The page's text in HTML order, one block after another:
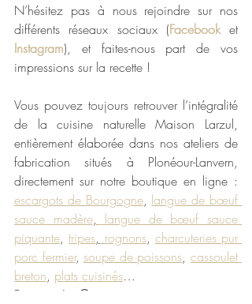
N’hésitez pas à nous rejoindre sur nos
différents réseaux sociaux (Facebook et
Instagram), et faites-nous part de vos
impressions sur la recette !
Vous pouvez toujours retrouver l’intégralité
de la cuisine naturelle Maison Larzul,
entièrement élaborée dans nos ateliers de
fabrication situés à Plonéour-Lanvern,
escargots de Bourgogne, langue de bœuf
sauce madère, langue de bœuf sauce
piquante, tripes, rognons, charcuteries pur
porc fermier, soupe de poissons, cassoulet
breton, plats cuisinés…
Bon appétit 😊